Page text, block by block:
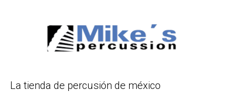
La tienda de percusión de méxico